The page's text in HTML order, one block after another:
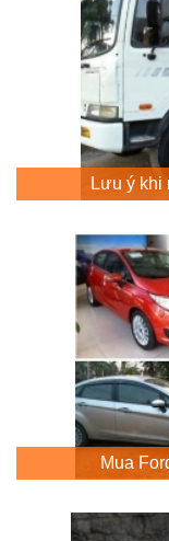
Lưu ý khi
Mua